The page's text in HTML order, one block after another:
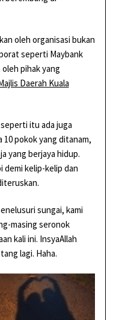
oleh organisasi bukan
seperti Maybank
pihak yang
Daerah Kuala
itu ada juga
10 pokok yang ditanam,
yang berjaya hidup.
demi kelip-kelip dan
sungai, kami
masing seronok
kali ini. InsyaAllah
lagi. Haha.